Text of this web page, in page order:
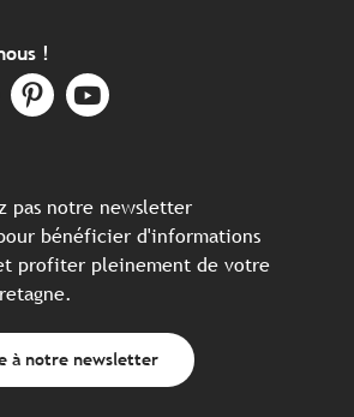
!
pas notre newsletter
bénéficier d'informations
profiter pleinement de votre
à notre newsletter